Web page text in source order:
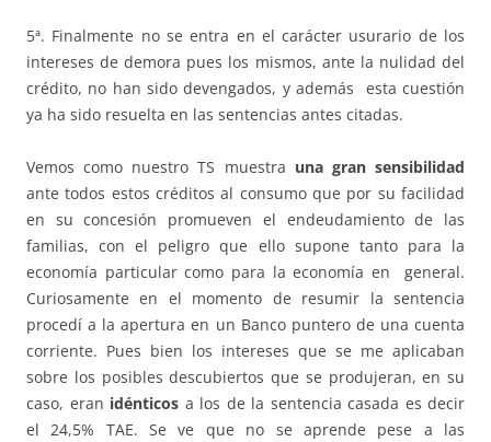
5ª. Finalmente no se entra en el carácter usurario de los
intereses de demora pues los mismos, ante la nulidad del
crédito, no han sido devengados, y además esta cuestión
ya ha sido resuelta en las sentencias antes citadas.
Vemos como nuestro TS muestra una gran sensibilidad
ante todos estos créditos al consumo que por su facilidad
en su concesión promueven el endeudamiento de las
familias, con el peligro que ello supone tanto para la
economía particular como para la economía en general.
Curiosamente en el momento de resumir la sentencia
procedí a la apertura en un Banco puntero de una cuenta
corriente. Pues bien los intereses que se me aplicaban
sobre los posibles descubiertos que se produjeran, en su
caso, eran idénticos a los de la sentencia casada es decir
el 24,5% TAE. Se ve que no se aprende pese a las